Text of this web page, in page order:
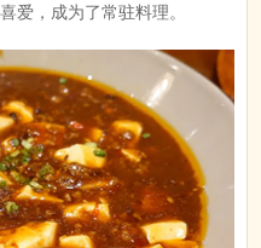
爱，成为了常驻料理。